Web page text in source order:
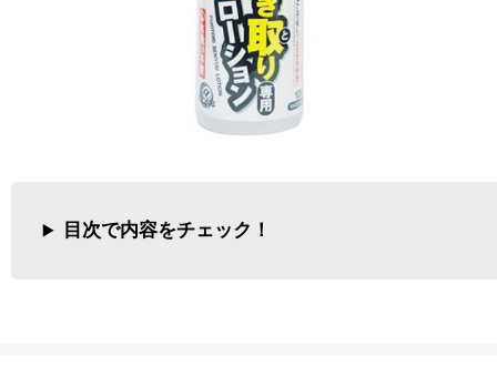
目次で内容をチェック！